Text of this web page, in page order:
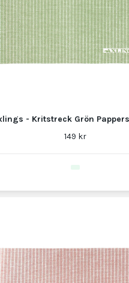
- Kritstreck Grön
149 kr